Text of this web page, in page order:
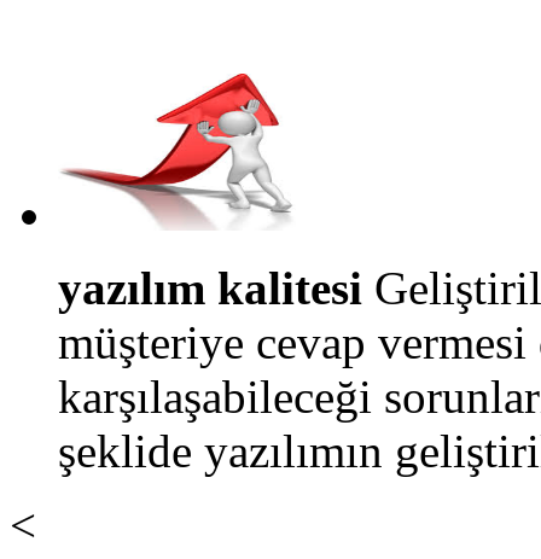
yazılım kalitesi
müşteriye cevap
karşılaşabileceği
şeklide yazılımın
<